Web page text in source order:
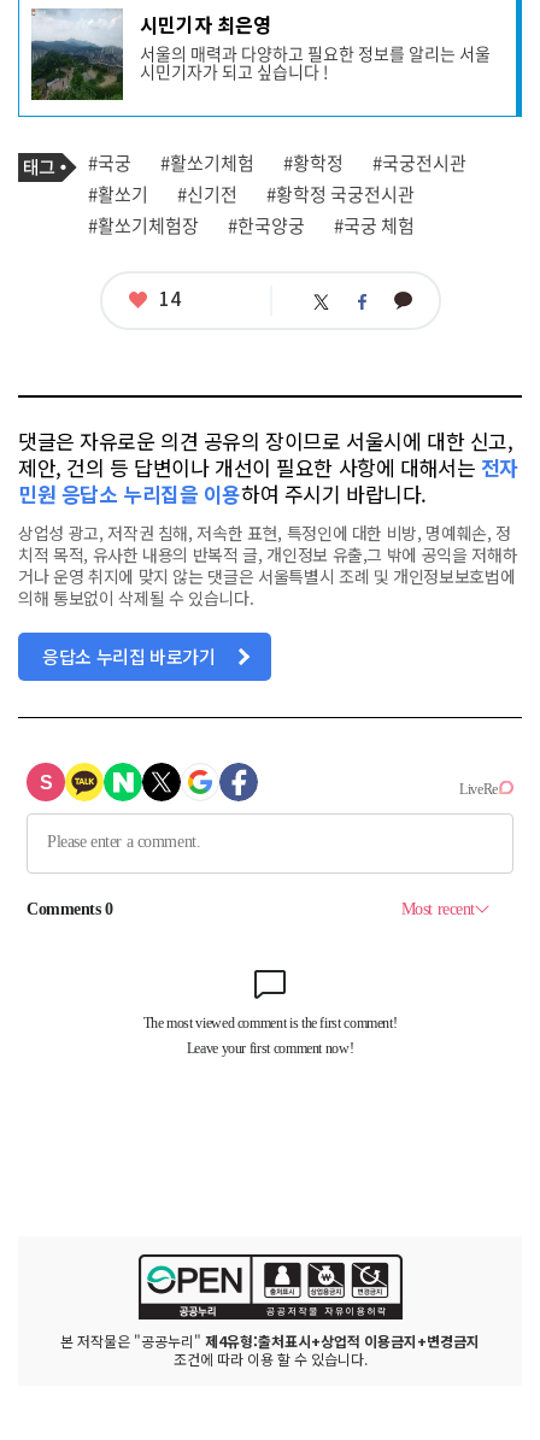
기
사
작
성
자
프
필
시민기자 최은영
서울의 매력과 다양하고 필요한 정보를 알리는 서울
시민기자가 되고 싶습니다 !
기
사
관
련
태
태
그
#국궁 #활쏘기체험 #황학정
#국궁전시관
#활쏘기
#신기전
#황학정 국궁전시관
#활쏘기체험장
#한국양궁 #국궁 체험
좋
14 트 페 카
댓글은 자유로운 의견 공유의 장이므로 서울시에 대한 신고,
제안, 건의 등 답변이나 개선이 필요한 사항에 대해서는 전자
민원 응답소 누리집을 이용하여 주시기 바랍니다.
상업성 광고, 저작권 침해, 저속한 표현, 특정인에 대한 비방, 명예훼손, 정
치적 목적, 유사한 내용의 반복적 글, 개인정보 유출,그 밖에 공익을 저해하
거나 운영 취지에 맞지 않는 댓글은 서울특별시 조례 및 개인정보보호법에
의해 통보없이 삭제될 수 있습니다.
응답소 누리집 바로가기
본 저작물은 "공공누리" 제4유형:출처표시+상업적 이용금지+변경금지
조건에 따라 이용 할 수 있습니다.